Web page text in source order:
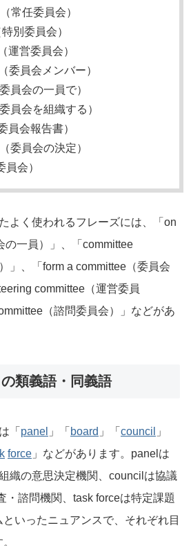
常任委員会）
別委員会）
運営委員会）
（委員会メンバー）
員会の一員で）
員会を組織する）
員会報告書）
（委員会の決定）
員会）
よく使われるフレーズには、「on
の一員）」、「committee
」、「form a committee（委員会
committee（運営委員
（諮問委員会）」などがあ
類義語・同義語
「 panel 」「 board 」「 council
」
force 」などがあります。panelは
織の意思決定機関、councilは協議
・諮問機関、task forceは特定課題
いったニュアンスで、それぞれ目